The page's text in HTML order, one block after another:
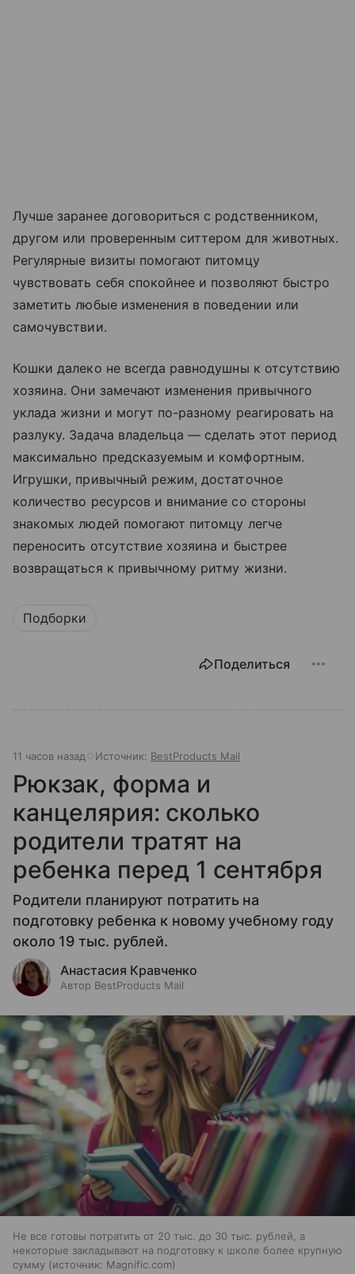
Лучше заранее договориться с родственником,
другом или проверенным ситтером для животных.
Регулярные визиты помогают питомцу
чувствовать себя спокойнее и позволяют быстро
заметить любые изменения в поведении или
самочувствии.
Кошки далеко не всегда равнодушны к отсутствию
хозяина. Они замечают изменения привычного
уклада жизни и могут по-разному реагировать на
разлуку. Задача владельца — сделать этот период
максимально предсказуемым и комфортным.
Игрушки, привычный режим, достаточное
количество ресурсов и внимание со стороны
знакомых людей помогают питомцу легче
переносить отсутствие хозяина и быстрее
возвращаться к привычному ритму жизни.
Подборки
Поделиться
11 часов назад Источник: BestProducts Mail
Рюкзак, форма и
канцелярия: сколько
родители тратят на
ребенка перед 1 сентября
Родители планируют потратить на
подготовку ребенка к новому учебному году
около 19 тыс. рублей.
Анастасия Кравченко
Автор BestProducts Mail
Не все готовы потратить от 20 тыс. до 30 тыс. рублей, а
некоторые закладывают на подготовку к школе более крупную
сумму
источник: Magnific.com